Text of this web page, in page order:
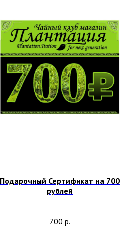
Подарочный Сертификат на 700
рублей
700 р.